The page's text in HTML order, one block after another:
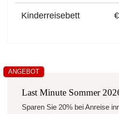
Kinderreisebett
Last Minute Sommer
Sparen Sie 20% bei Anreise
ANGEBOT